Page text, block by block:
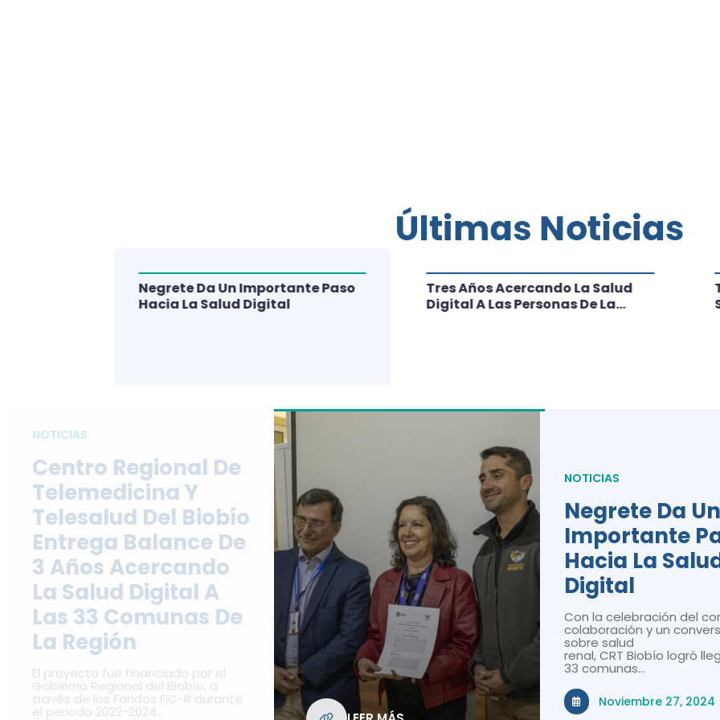
NOTICIAS
Centro Regional De
Telemedicina Y
Telesalud Del Biobío
Entrega Balance De
3 Años Acercando
La Salud Digital A
Las 33 Comunas De
La Región
El proyecto fue financiado por el
Gobierno Regional del Biobío, a
través de los Fondos FIC-R durante
el periodo 2022-2024…
NOTICIAS
Negrete Da Un
Importante
Hacia La
Digital
Con la celebración del
colaboración y un
sobre salud
renal, CRT Biobío logró
33 comunas…
Noviembre 27, 2024
Negrete Da Un Importante Paso
Hacia La Salud Digital
Tres Años Acercando La Salud
Digital A Las Personas De La
Últimas Noticias